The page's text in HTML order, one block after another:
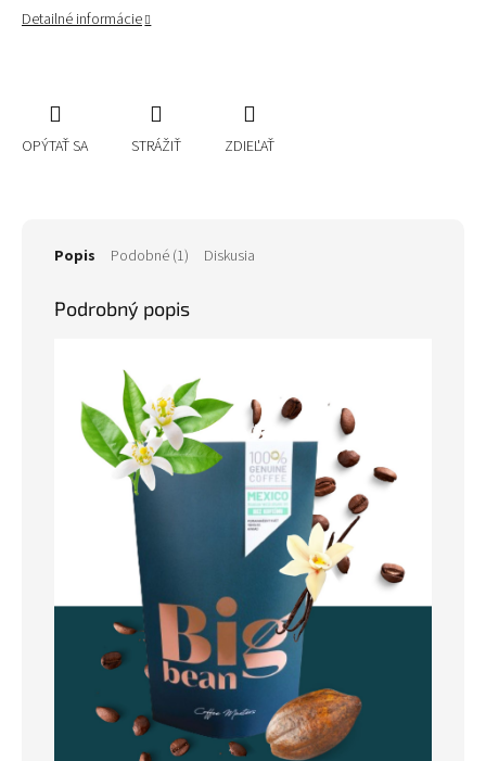
Detailné informácie
OPÝTAŤ SA STRÁŽIŤ ZDIEĽAŤ
Popis Podobné (1) Diskusia
Podrobný popis